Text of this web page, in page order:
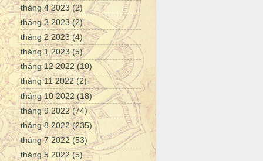
tháng 4 2023(2)
tháng 3 2023(2)
tháng 2 2023(4)
tháng 1 2023(5)
tháng 12 2022(10)
tháng 11 2022(2)
tháng 10 2022(18)
tháng 9 2022(74)
tháng 8 2022(235)
tháng 7 2022 (53)
tháng 5 2022(5)